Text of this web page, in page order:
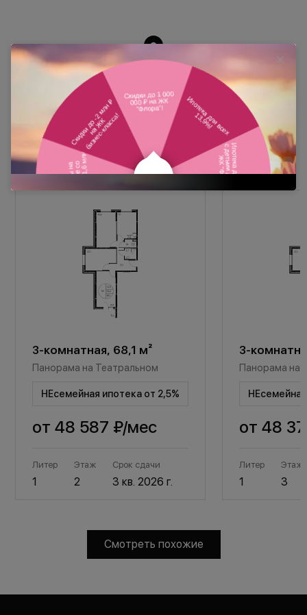
Похожие планировки
3-комнатная, 68,1 м²
Панорама на Театральном
НЕсемейная ипотека от 2,5%
от48 587 ₽/мес
Литер
1
Этаж
2
Срок сдачи
3 кв. 2026 г.
3-
Панорама на
от48
Литер
1
Этаж
3
Смотреть похожие